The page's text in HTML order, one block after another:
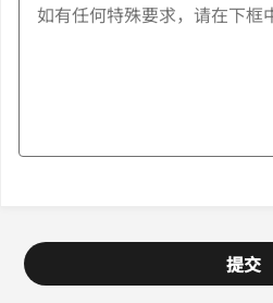
提交